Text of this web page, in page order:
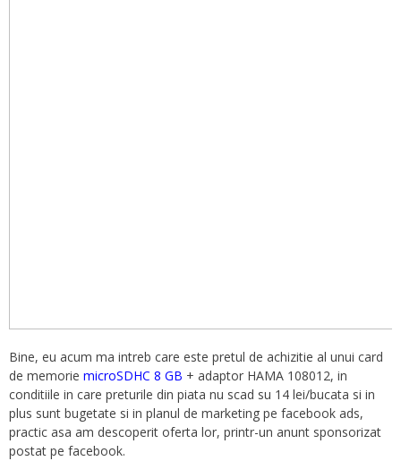
Bine, eu acum ma intreb care este pretul de achizitie al unui card
de memorie microSDHC 8 GB + adaptor HAMA 108012, in
conditiile in care preturile din piata nu scad su 14 lei/bucata si in
plus sunt bugetate si in planul de marketing pe facebook ads,
practic asa am descoperit oferta lor, printr-un anunt sponsorizat
postat pe facebook.